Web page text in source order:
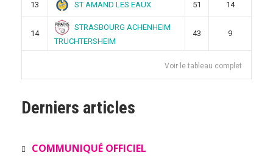
13 ST AMAND LES EAUX 51 14
14
STRASBOURG ACHENHEIM
TRUCHTERSHEIM
43 9
Voir le tableau complet
Derniers articles
COMMUNIQUÉ OFFICIEL